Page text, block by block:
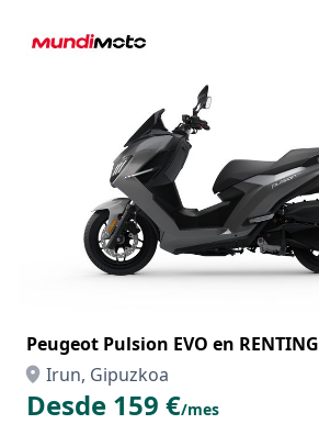
Peugeot Pulsion EVO en RENTING
Irun, Gipuzkoa
Desde 159 €/mes